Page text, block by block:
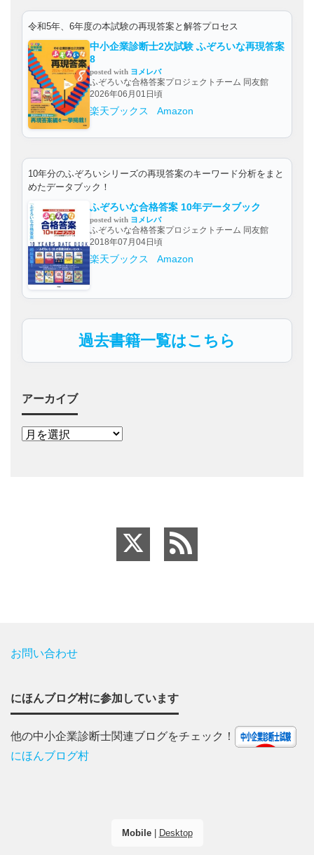
令和5年、6年度の本試験の再現答案と解答プロセス
中小企業診断士2次試験 ふぞろいな再現答案
8
posted with ヨメレバ
ふぞろいな合格答案プロジェクトチーム 同友館
2026年06月01日頃
楽天ブックス Amazon
10年分のふぞろいシリーズの再現答案のキーワード分析をまと
めたデータブック！
ふぞろいな合格答案 10年データブック
posted with ヨメレバ
ふぞろいな合格答案プロジェクトチーム 同友館
2018年07月04日頃
楽天ブックス Amazon
過去書籍一覧はこちら
アーカイブ
お問い合わせ
にほんブログ村に参加しています
他の中小企業診断士関連ブログをチェック！
にほんブログ村
Mobile| Desktop